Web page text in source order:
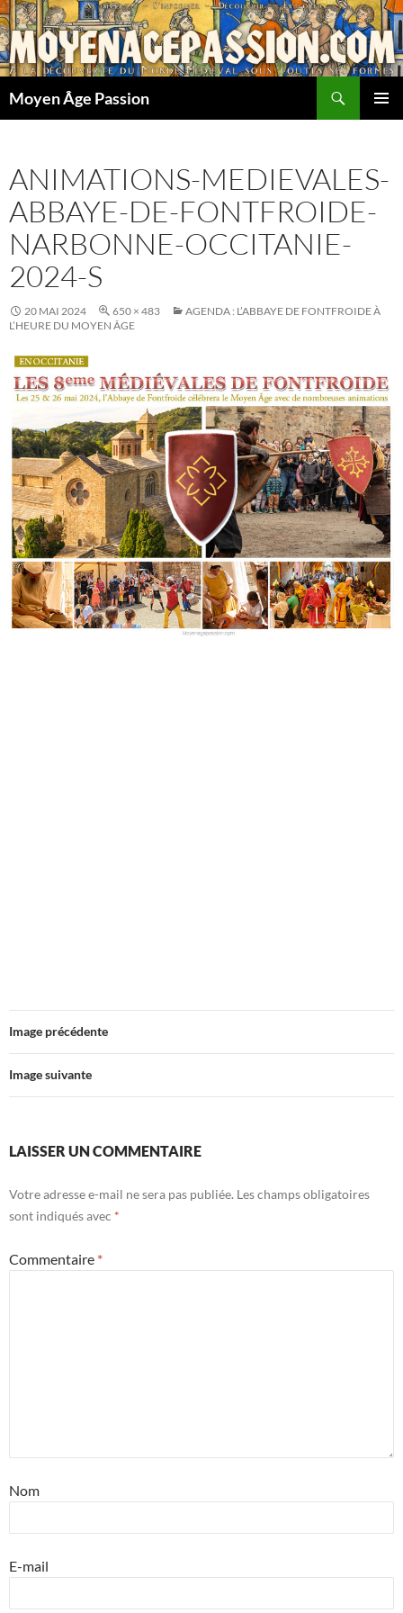
Aller
au
contenu
Moyen Âge Passion
ANIMATIONS-MEDIEVALES-
ABBAYE-DE-FONTFROIDE-
NARBONNE-OCCITANIE-
2024-S
20 MAI 2024 650 × 483
AGENDA : L’ABBAYE DE FONTFROIDE À
L’HEURE DU MOYEN ÂGE
Image précédente
Image suivante
LAISSER UN COMMENTAIRE
Votre adresse e-mail ne sera pas publiée. Les champs obligatoires
sont indiqués avec *
Commentaire *
Nom
E-mail